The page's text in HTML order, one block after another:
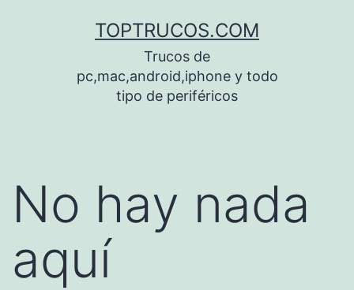
TOPTRUCOS.COM
Trucos de
pc,mac,android,iphone y todo
tipo de periféricos
No hay nada
aquí